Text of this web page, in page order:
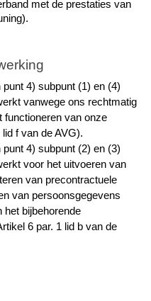
met de prestaties van
4) subpunt (1) en (4)
vanwege ons rechtmatig
functioneren van onze
f van de AVG).
4) subpunt (2) en (3)
voor het uitvoeren van
van precontractuele
van persoonsgegevens
het bijbehorende
6 par. 1 lid b van de